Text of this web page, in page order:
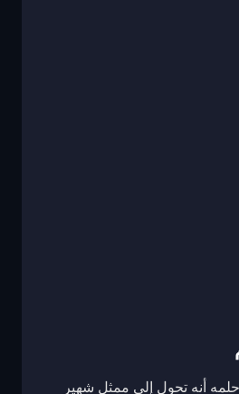
أنه تحول إلى ممثل شهير